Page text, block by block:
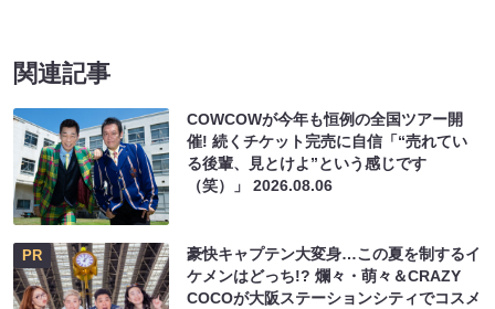
関連記事
COWCOWが今年も恒例の全国ツアー開
催! 続くチケット完売に自信「“売れてい
る後輩、見とけよ”という感じです
（笑）」2026.08.06
PR
豪快キャプテン大変身…この夏を制するイ
ケメンはどっち!? 爛々・萌々＆CRAZY
COCOが大阪ステーションシティでコスメ